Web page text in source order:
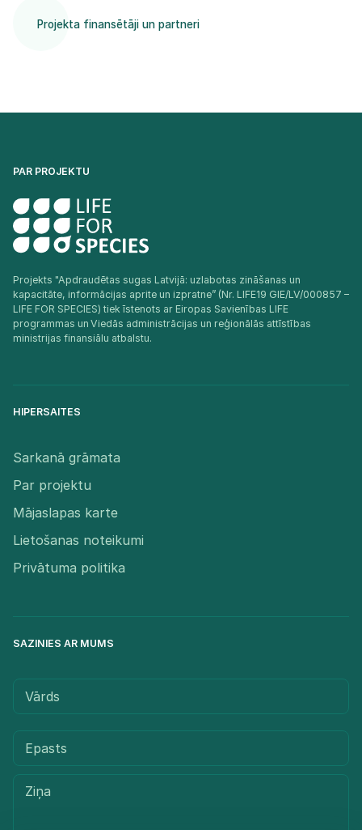
Projekta finansētāji un partneri
PAR PROJEKTU
Projekts "Apdraudētas sugas Latvijā: uzlabotas zināšanas un
kapacitāte, informācijas aprite un izpratne” (Nr. LIFE19 GIE/LV/000857 –
LIFE FOR SPECIES) tiek īstenots ar Eiropas Savienības LIFE
programmas un Viedās administrācijas un reģionālās attīstības
ministrijas finansiālu atbalstu.​
HIPERSAITES
Sarkanā grāmata
Par projektu
Mājaslapas karte
Lietošanas noteikumi
Privātuma politika
SAZINIES AR MUMS